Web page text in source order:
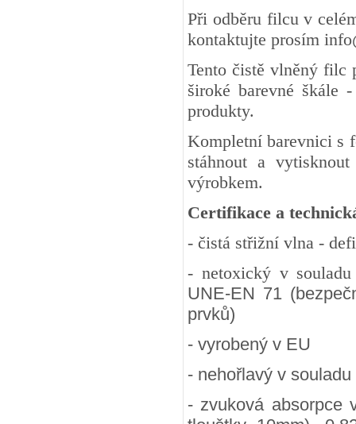
Při odběru filcu v
kontaktujte prosím
Tento čistě vlněný filc
široké barevné škále
produkty.
Kompletní barevnici s
stáhnout a
výrobkem.
Certifikace a
- čistá střižní vlna -
- netoxický v
UNE-EN 71
prvků)
- vyrobený v EU
- nehořlavý v
- zvuková absorpce